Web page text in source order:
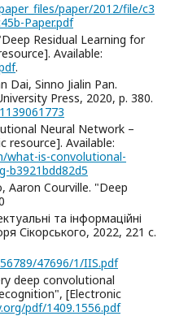
paper/2012/file/c3
Paper.pdf
Residual Learning for
Available:
.
Dai, Sinno Jialin Pan.
Press, 2020, p. 380.
Neural Network –
resource]. Available:
what-is-convolutional-
b3921bdd82d5
Aaron Courville. "Deep
та інформаційні
Сікорського, 2022, 221 с.
47696/1/IIS.pdf
deep convolutional
[Electronic
pdf/1409.1556.pdf